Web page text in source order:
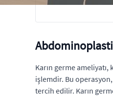
Karın germe
işlemdir. Bu
tercih edilir. Karın